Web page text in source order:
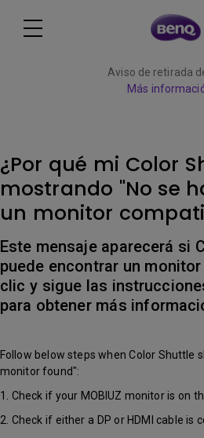
Aviso de retirada
Más
¿Por qué mi Color
mostrando "No se
un monitor
Este mensaje aparecerá si
puede encontrar un
clic y sigue las
para obtener más
Follow below steps when Color Shuttle
monitor found":
1. Check if your MOBIUZ monitor is on
2. Check if either a DP or HDMI cable is